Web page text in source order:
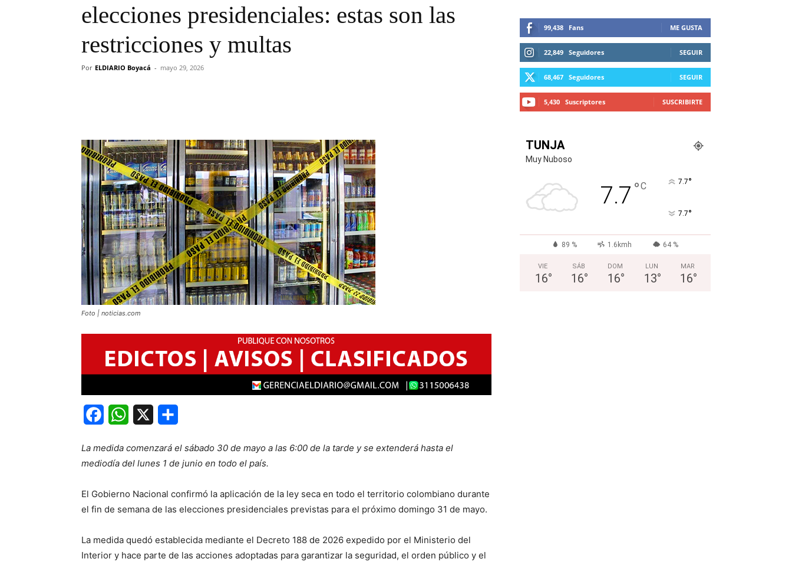
elecciones presidenciales: estas son las
restricciones y multas
Por ELDIARIO Boyacá - mayo 29, 2026
Foto | noticias.com
FacebookWhatsApp
La medida comenzará el sábado 30 de mayo a las 6:00 de la tarde y se extenderá hasta el
mediodía del lunes 1 de junio en todo el país.
El Gobierno Nacional confirmó la aplicación de la ley seca en todo el territorio colombiano durante
el fin de semana de las elecciones presidenciales previstas para el próximo domingo 31 de mayo.
La medida quedó establecida mediante el Decreto 188 de 2026 expedido por el Ministerio del
Interior y hace parte de las acciones adoptadas para garantizar la seguridad, el orden público y el
99,438 Fans ME GUSTA
22,849 Seguidores SEGUIR
68,467 Seguidores SEGUIR
5,430 Suscriptores SUSCRIBIRTE
TUNJA
Muy Nuboso
7.7 °C 7.7°
7.7°
89 % 1.6kmh 64 %
VIE
16°
SÁB
16°
DOM
16°
LUN
13°
MAR
16°